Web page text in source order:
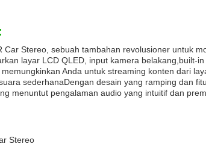
Car Stereo, sebuah tambahan revolusioner untuk
layar LCD QLED, input kamera belakang,built-
Anda untuk streaming konten dari
sederhanaDengan desain yang ramping dan
menuntut pengalaman audio yang intuitif dan
Stereo